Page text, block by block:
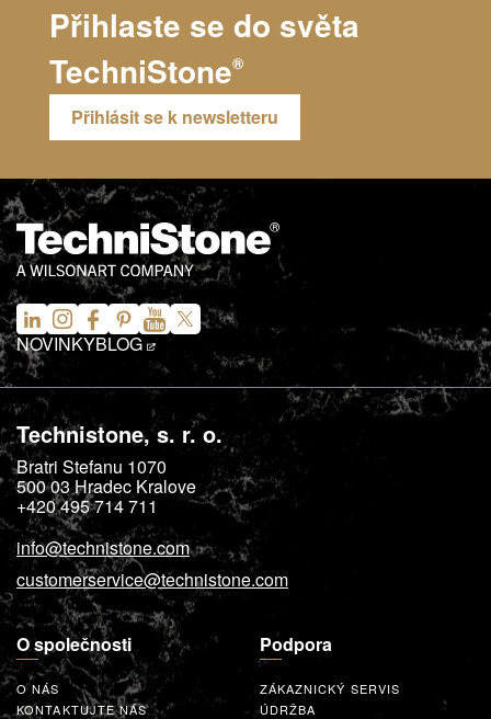
Přihlaste se do světa
TechniStone®
Přihlásit se k newsletteru
NOVINKYBLOG
Technistone, s. r. o.
Bratri Stefanu 1070
500 03Hradec Kralove
+420 495 714 711
info@technistone.com
customerservice@technistone.com
O společnosti
O NÁS
KONTAKTUJTE NÁS
Podpora
ZÁKAZNICKÝ SERVIS
ÚDRŽBA